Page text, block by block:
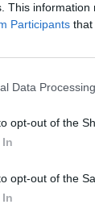
This
Participants that
Data
opt-out of the
opt-out of the
της
σήμερα